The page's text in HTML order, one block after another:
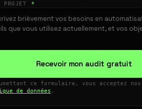
PROJET *
Recevoir mon audit gratuit
ce formulaire, vous acceptez nos
de données .